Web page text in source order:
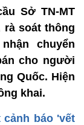
Sở TN-MT
rà soát thông
chuyển
cho người
Quốc. Hiện
khai.
cảnh báo 'vết